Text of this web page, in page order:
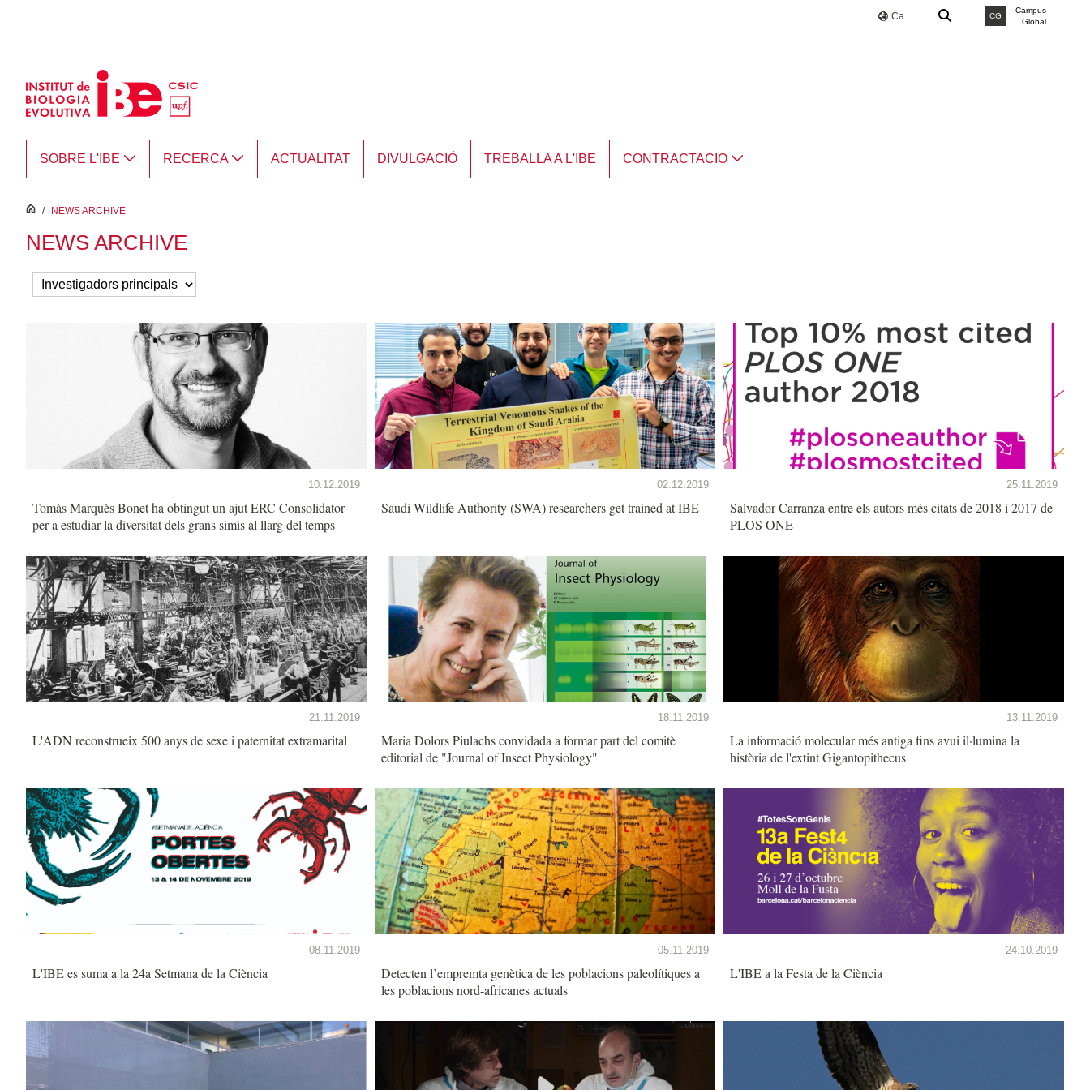
Ca CG
Campus
Global
SOBRE L'IBE RECERCA ACTUALITAT DIVULGACIÓ TREBALLA A L'IBE CONTRACTACIO
inici
/ NEWS ARCHIVE
NEWS ARCHIVE
10.12.2019
Tomàs Marquès Bonet ha obtingut un ajut ERC Consolidator
per a estudiar la diversitat dels grans simis al llarg del temps
02.12.2019
Saudi Wildlife Authority (SWA) researchers get trained at IBE
25.11.2019
Salvador Carranza entre els autors més citats de 2018 i 2017 de
PLOS ONE
21.11.2019
L'ADN reconstrueix 500 anys de sexe i paternitat extramarital
18.11.2019
Maria Dolors Piulachs convidada a formar part del comitè
editorial de "Journal of Insect Physiology"
13.11.2019
La informació molecular més antiga fins avui il·lumina la
història de l'extint Gigantopithecus
08.11.2019
L'IBE es suma a la 24a Setmana de la Ciència
05.11.2019
Detecten l’empremta genètica de les poblacions paleolítiques a
les poblacions nord-africanes actuals
24.10.2019
L'IBE a la Festa de la Ciència